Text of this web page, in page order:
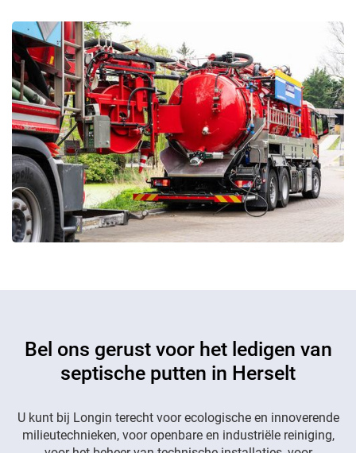
Bel ons gerust voor het ledigen van
septische putten in Herselt
U kunt bij Longin terecht voor ecologische en innoverende
milieutechnieken, voor openbare en industriële reiniging,